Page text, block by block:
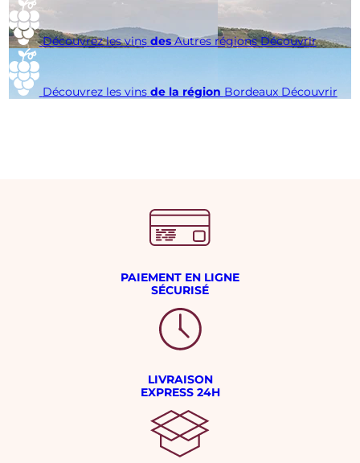
Découvrez les vins desAutres régions Découvrir
Découvrez les vins de la région Bordeaux Découvrir
PAIEMENT EN LIGNE
SÉCURISÉ
LIVRAISON
EXPRESS 24H